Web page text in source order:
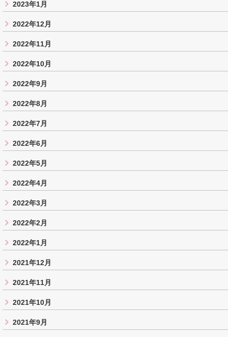
2023年1月
2022年12月
2022年11月
2022年10月
2022年9月
2022年8月
2022年7月
2022年6月
2022年5月
2022年4月
2022年3月
2022年2月
2022年1月
2021年12月
2021年11月
2021年10月
2021年9月